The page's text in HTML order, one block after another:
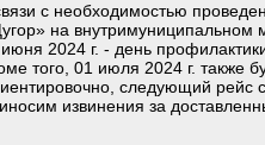
с необходимостью
на
2024 г. - день
того, 01 июля 2024 г. также
следующий рейс
извинения за